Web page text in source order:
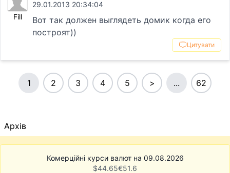
Fill
29.01.2013 20:34:04
Вот так должен выглядеть домик когда его
построят))
Цитувати
1 2 3 4 5 > ... 62
Архів
Комерційні курси валют на 09.08.2026
$44.65€51.6